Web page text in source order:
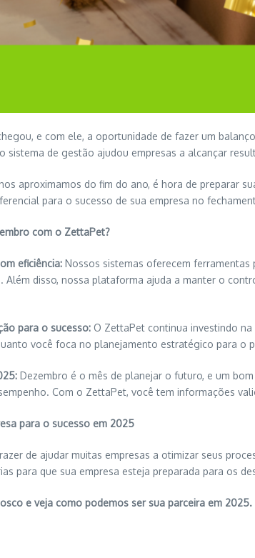
e com ele, a oportunidade de fazer um
sistema de gestão ajudou empresas a alcançar
aproximamos do fim do ano, é hora de preparar
para o sucesso de sua empresa no
com o ZettaPet?
eficiência: Nossos sistemas oferecem
Além disso, nossa plataforma ajuda a manter o
para o sucesso: O ZettaPet continua investindo
você foca no planejamento estratégico para
Dezembro é o mês de planejar o futuro, e um
Com o ZettaPet, você tem informações
para o sucesso em 2025
de ajudar muitas empresas a otimizar seus
para que sua empresa esteja preparada para os
e veja como podemos ser sua parceira em 2025.